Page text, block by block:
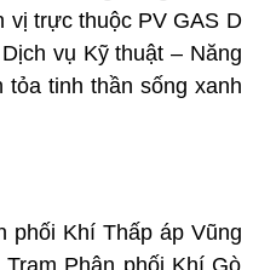
trực thuộc PV GAS D
vụ Kỹ thuật – Năng
tinh thần sống xanh
phối Khí Thấp áp Vũng
Phân phối Khí Gò